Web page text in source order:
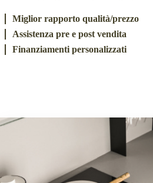
Miglior rapporto qualità/prezzo
Assistenza pre e post vendita
Finanziamenti personalizzati